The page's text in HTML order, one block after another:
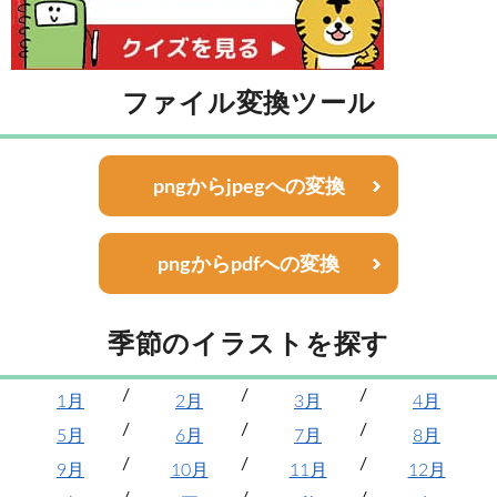
ファイル変換ツール
pngからjpegへの変換
pngからpdfへの変換
季節のイラストを探す
1月 2月 3月
4月
5月
6月 7月
8月
9月
10月 11月
12月